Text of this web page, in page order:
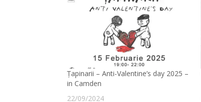
Țapinarii – Anti-Valentine’s day 2025 –
in Camden
22/09/2024